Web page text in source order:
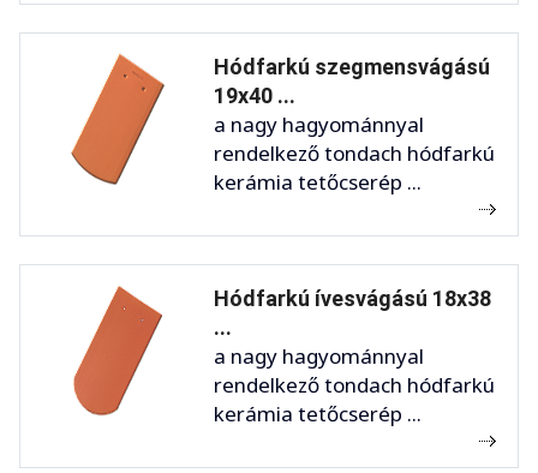
Hódfarkú szegmensvágású
19x40 ...
a nagy hagyománnyal
rendelkező tondach hódfarkú
kerámia tetőcserép ...
Hódfarkú ívesvágású 18x38
...
a nagy hagyománnyal
rendelkező tondach hódfarkú
kerámia tetőcserép ...